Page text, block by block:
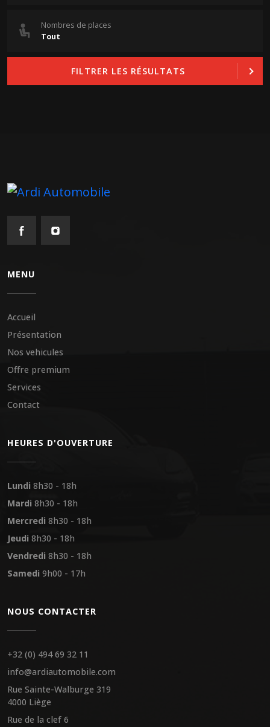
Nombres de places
FILTRER LES RÉSULTATS
MENU
Accueil
Présentation
Nos vehicules
Offre premium
Services
Contact
HEURES D'OUVERTURE
Lundi 8h30 - 18h
Mardi 8h30 - 18h
Mercredi 8h30 - 18h
Jeudi 8h30 - 18h
Vendredi 8h30 - 18h
Samedi 9h00 - 17h
NOUS CONTACTER
+32 (0) 494 69 32 11
info@ardiautomobile.com
Rue Sainte-Walburge 319
4000 Liège
Rue de la clef 6